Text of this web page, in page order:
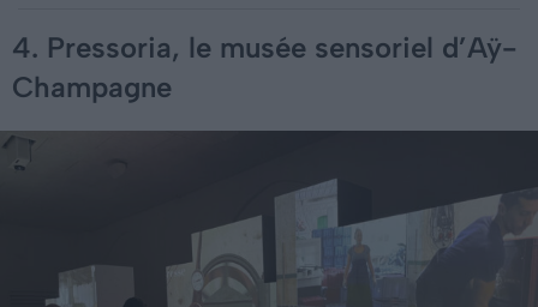
4. Pressoria, le musée sensoriel d’Aÿ-
Champagne